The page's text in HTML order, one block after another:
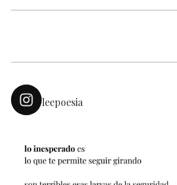
leepoesia